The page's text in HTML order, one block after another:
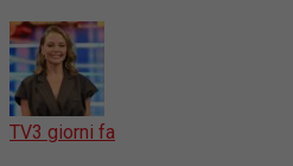
TV3 giorni fa